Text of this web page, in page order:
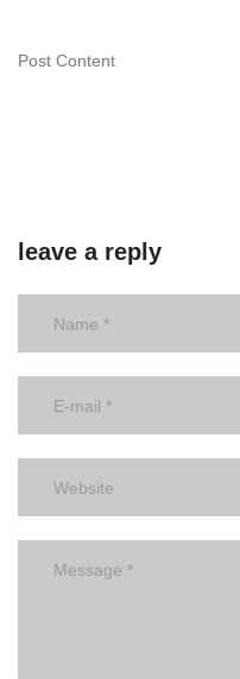
Post Content
leave a reply